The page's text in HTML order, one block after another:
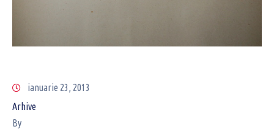
ianuarie 23, 2013
Arhive
By